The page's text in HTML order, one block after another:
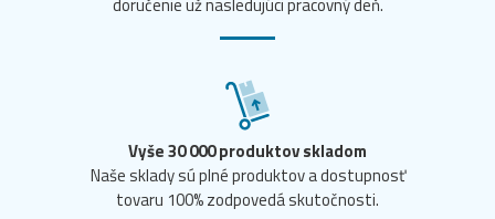
doručenie už nasledujúci pracovný deň.
Vyše 30 000 produktov skladom
Naše sklady sú plné produktov a dostupnosť
tovaru 100% zodpovedá skutočnosti.